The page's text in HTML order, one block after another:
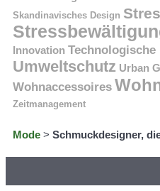
Skandinavisches Design
Innovation
Umweltschutz Urban
Wohnaccessoires
Zeitmanagement
Mode > Schmuckdesigner,